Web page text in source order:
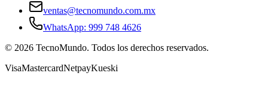
ventas@tecnomundo.com.mx
WhatsApp: 999 748 4626
© 2026 TecnoMundo. Todos los derechos reservados.
VisaMastercardNetpayKueski